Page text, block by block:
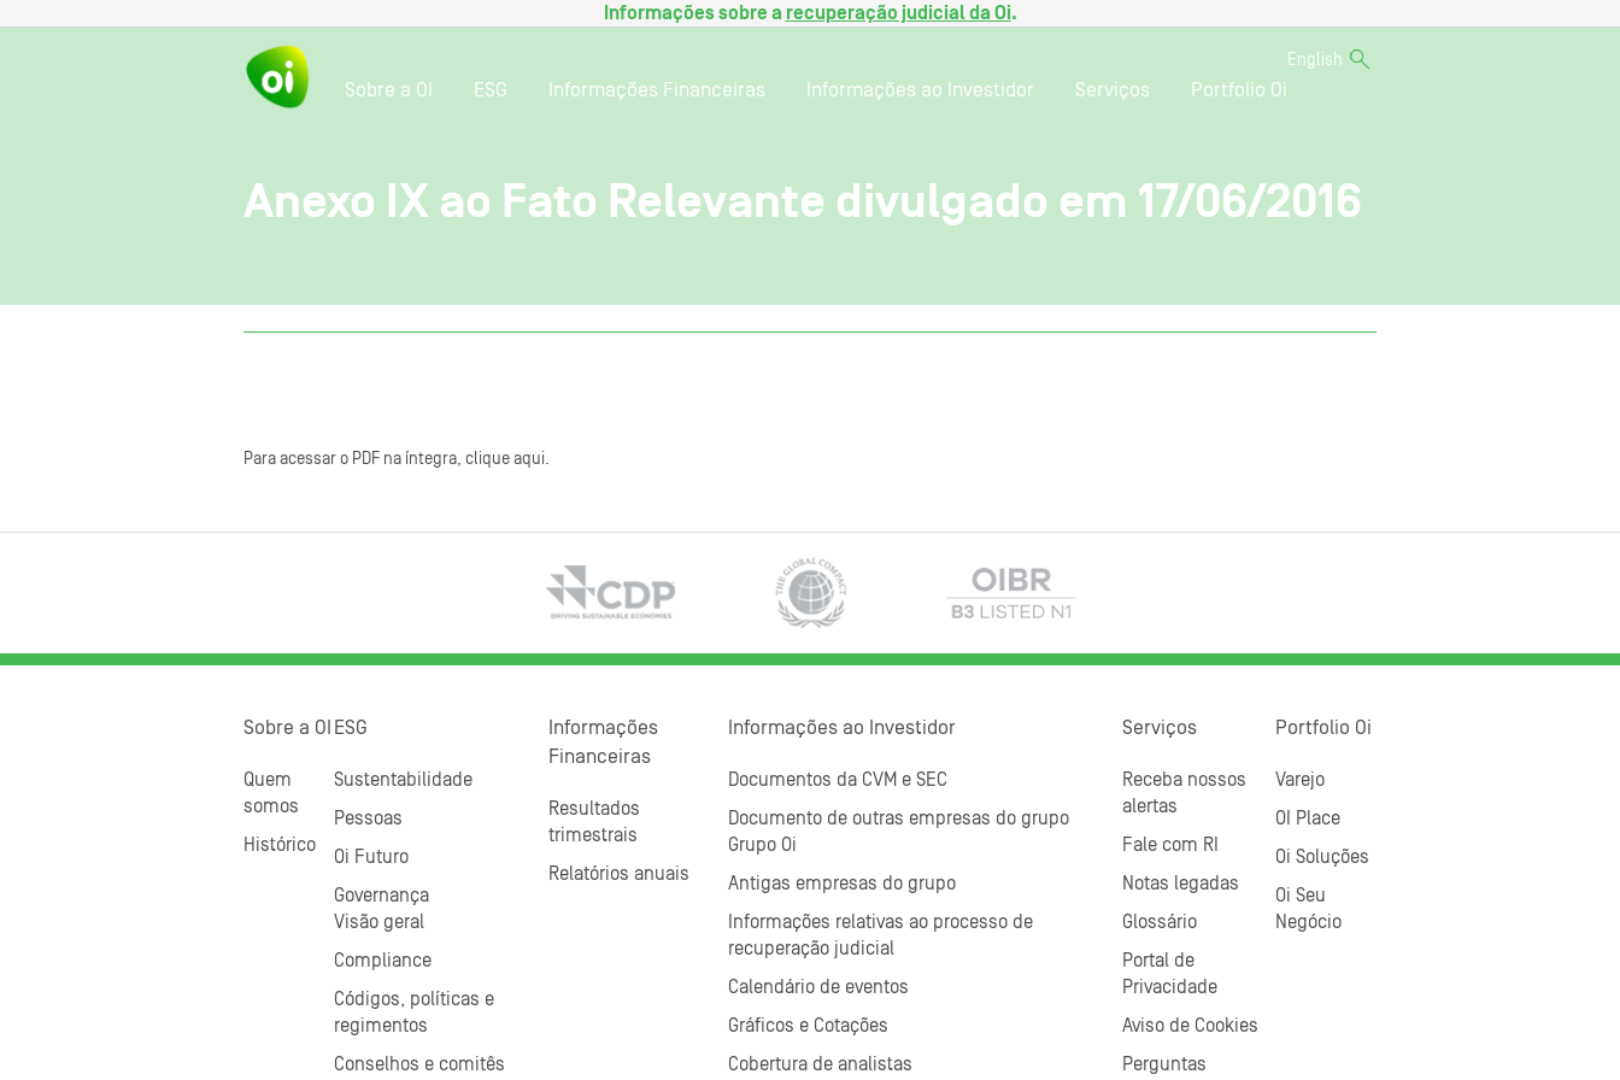
Informações sobre a recuperação judicial da Oi.
English
Sobre a OI ESG Informações Financeiras Informações ao Investidor Serviços Portfolio Oi
Anexo IX ao Fato Relevante divulgado em 17/06/2016
Para acessar o PDF na íntegra, clique aqui.
Sobre a OI
Quem
somos
Histórico
ESG
Sustentabilidade
Pessoas
Oi Futuro
Governança
Visão geral
Compliance
Códigos, políticas e
regimentos
Conselhos e comitês
Informações
Financeiras
Resultados
trimestrais
Relatórios anuais
Informações ao Investidor
Documentos da CVM e SEC
Documento de outras empresas do grupo
Grupo Oi
Antigas empresas do grupo
Informações relativas ao processo de
recuperação judicial
Calendário de eventos
Gráficos e Cotações
Cobertura de analistas
Serviços
Receba nossos
alertas
Fale com RI
Notas legadas
Glossário
Portal de
Privacidade
Aviso de Cookies
Perguntas
Portfolio Oi
Varejo
OI Place
Oi Soluções
Oi Seu
Negócio